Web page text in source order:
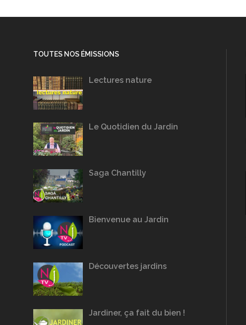
TOUTES NOS ÉMISSIONS
Lectures nature
Le Quotidien du Jardin
Saga Chantilly
Bienvenue au Jardin
Découvertes jardins
Jardiner, ça fait du bien !